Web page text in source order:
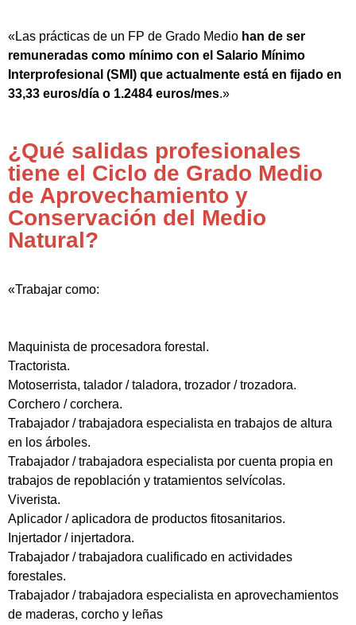
«Las prácticas de un FP de Grado Medio han de ser
remuneradas como mínimo con el Salario Mínimo
Interprofesional (SMI) que actualmente está en fijado en
33,33 euros/día o 1.2484 euros/mes.»
¿Qué salidas profesionales
tiene el Ciclo de Grado Medio
de Aprovechamiento y
Conservación del Medio
Natural?
«Trabajar como:
Maquinista de procesadora forestal.
Tractorista.
Motoserrista, talador / taladora, trozador / trozadora.
Corchero / corchera.
Trabajador / trabajadora especialista en trabajos de altura
en los árboles.
Trabajador / trabajadora especialista por cuenta propia en
trabajos de repoblación y tratamientos selvícolas.
Viverista.
Aplicador / aplicadora de productos fitosanitarios.
Injertador / injertadora.
Trabajador / trabajadora cualificado en actividades
forestales.
Trabajador / trabajadora especialista en aprovechamientos
de maderas, corcho y leñas